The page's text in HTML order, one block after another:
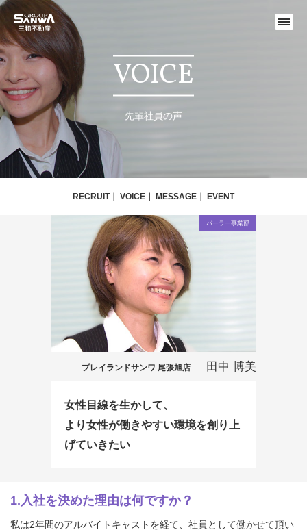
VOICE
先輩社員の声
RECRUIT VOICE MESSAGE EVENT
プレイランドサンワ 尾張旭店 田中 博美
パーラー事業部
女性目線を生かして、
より女性が働きやすい環境を創り上
げていきたい
1.入社を決めた理由は何ですか？
私は2年間のアルバイトキャストを経て、社員として働かせて頂い